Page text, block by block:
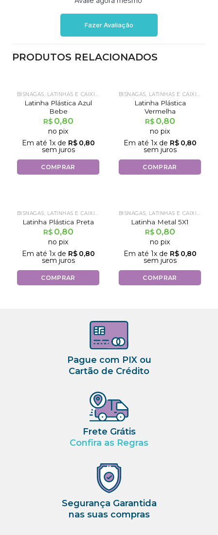
Fazer Avaliação
PRODUTOS RELACIONADOS
BISNAGAS, LATINHAS E CAIXINHAS
Latinha Plástica Azul
Bebe
R$ 0,80
no pix
Em até 1x de R$ 0,80
sem juros
COMPRAR
BISNAGAS, LATINHAS E CAIXINHAS
Latinha Plástica
Vermelha
R$ 0,80
no pix
Em até 1x de R$ 0,80
sem juros
COMPRAR
BISNAGAS, LATINHAS E CAIXINHAS
Latinha Plástica Preta
R$ 0,80
no pix
Em até 1x de R$ 0,80
sem juros
COMPRAR
BISNAGAS, LATINHAS E CAIXINHAS
Latinha Metal 5X1
R$ 0,80
no pix
Em até 1x de R$ 0,80
sem juros
COMPRAR
Pague com PIX ou
Cartão de Crédito
Frete Grátis
Confira as Regras
Segurança Garantida
nas suas compras